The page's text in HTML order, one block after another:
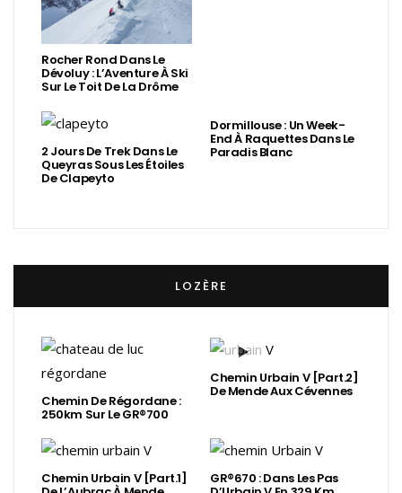
Rocher Rond Dans Le
Dévoluy : L’Aventure À Ski
Sur Le Toit De La Drôme
2 Jours De Trek Dans Le
Queyras Sous Les Étoiles
De Clapeyto
Dormillouse : Un Week-
End À Raquettes Dans Le
Paradis Blanc
LOZÈRE
Chemin De Régordane :
250km Sur Le GR®700
Chemin Urbain V [Part.2]
De Mende Aux Cévennes
Chemin Urbain V [Part.1] GR®670 : Dans Les Pas